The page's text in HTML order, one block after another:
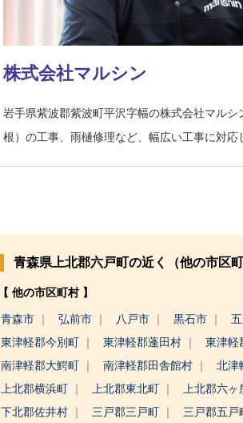
株式会社マルシン
岩手県紫波郡紫波町平沢字幅の株式会社マル
根）の工事、雨樋修理など、幅広い工事に対
青森県上北郡六戸町の近く（他の市区
【 他の市区町村 】
青森市 弘前市 八戸市 黒石市
東津軽郡今別町
東津軽郡蓬田村 東津軽
南津軽郡大鰐町
南津軽郡田舎館村 北津
上北郡横浜町
上北郡東北町 上北郡六ヶ
下北郡佐井村
三戸郡三戸町 三戸郡五戸